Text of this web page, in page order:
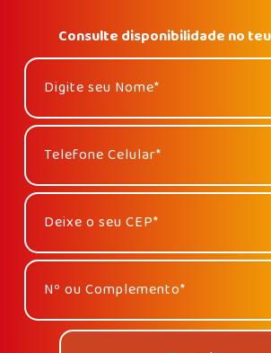
Consulte disponibilidade no